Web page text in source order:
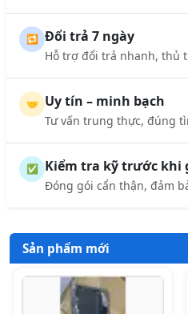
🔁 Đổi trả 7 ngày
Hỗ trợ đổi trả nhanh, thủ
🤝 Uy tín – minh bạch
Tư vấn trung thực, đúng
✅ Kiểm tra kỹ trước khi
Đóng gói cẩn thận, đảm
Sản phẩm mới